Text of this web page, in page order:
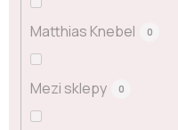
Matthias Knebel 0
Mezi sklepy 0